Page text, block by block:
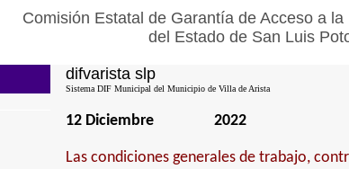
Comisión Estatal de Garantía de Acceso a
del Estado de San Luis
difvarista slp
Sistema DIF Municipal del Municipio de Villa de Arista
12 Diciembre 2022
Las condiciones generales de trabajo,